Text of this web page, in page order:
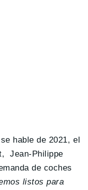
hable de 2021, el
Jean-Philippe
de coches
listos para